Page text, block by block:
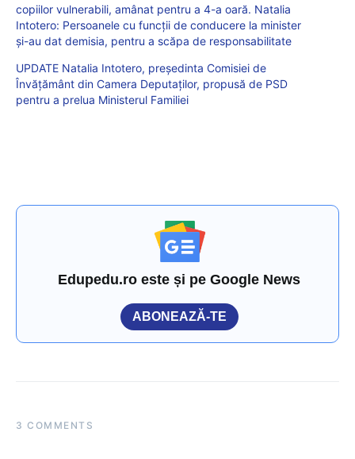
copiilor vulnerabili, amânat pentru a 4-a oară. Natalia
Intotero: Persoanele cu funcții de conducere la minister
și-au dat demisia, pentru a scăpa de responsabilitate
UPDATE Natalia Intotero, președinta Comisiei de
Învățământ din Camera Deputaților, propusă de PSD
pentru a prelua Ministerul Familiei
Edupedu.ro este și pe Google News
ABONEAZĂ-TE
3 COMMENTS